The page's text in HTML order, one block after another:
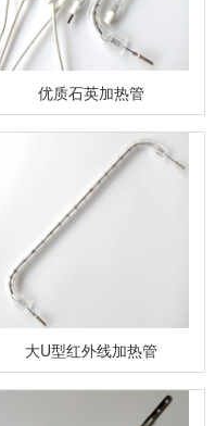
优质石英加热管
大U型红外线加热管